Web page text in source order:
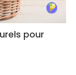
pour